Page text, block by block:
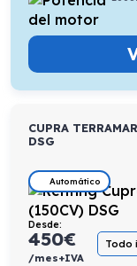
CUPRA
DSG
Automático
Desde:
450€
/mes+IVA
Todo